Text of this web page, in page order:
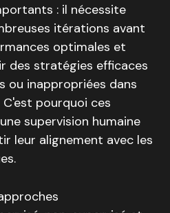
: il nécessite
itérations avant
optimales et
des stratégies efficaces
ou inappropriées dans
pourquoi ces
supervision humaine
leur alignement avec les